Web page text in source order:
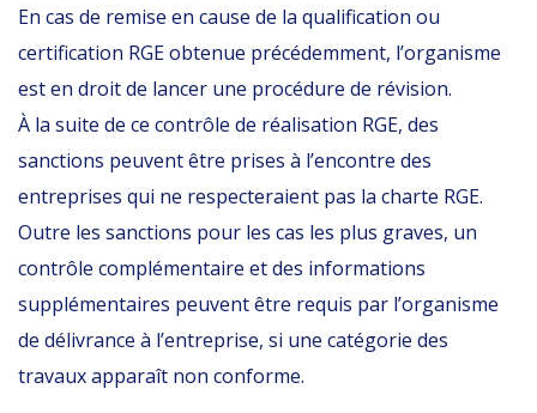
En cas de remise en cause de la qualification ou
certification RGE obtenue précédemment, l’organisme
est en droit de lancer une procédure de révision.
À la suite de ce contrôle de réalisation RGE, des
sanctions peuvent être prises à l’encontre des
entreprises qui ne respecteraient pas la charte RGE.
Outre les sanctions pour les cas les plus graves, un
contrôle complémentaire et des informations
supplémentaires peuvent être requis par l’organisme
de délivrance à l’entreprise, si une catégorie des
travaux apparaît non conforme.